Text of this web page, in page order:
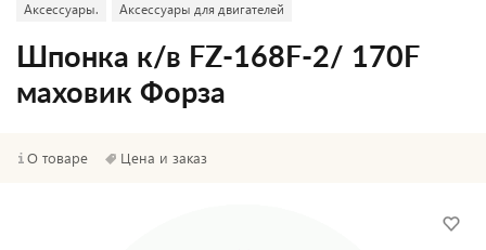
Аксессуары.
Аксессуары для двигателей
Шпонка к/в FZ-168F-2/ 170F
маховик Форза
О товаре Цена и заказ